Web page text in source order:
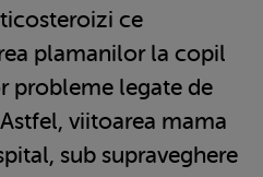
ce
plamanilor la copil
probleme legate de
viitoarea mama
sub supraveghere